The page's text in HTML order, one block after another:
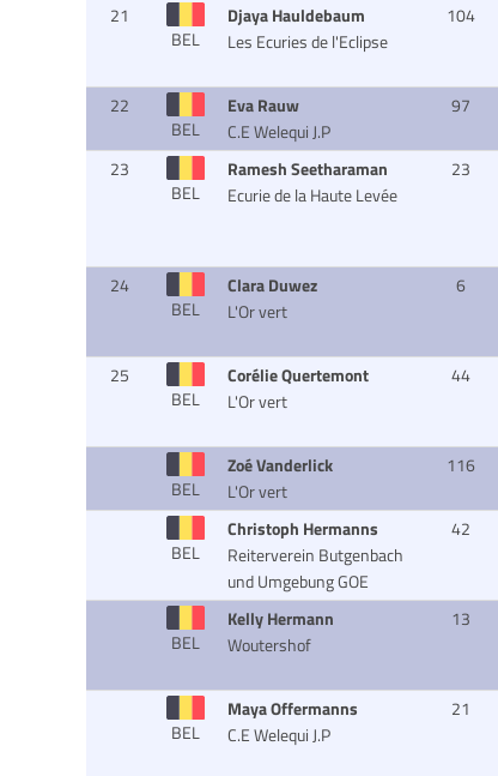
21
BEL
Djaya Hauldebaum
Les Ecuries de l'Eclipse
104
22
BEL
Eva Rauw
C.E Welequi J.P
97
23
BEL
Ramesh Seetharaman
Ecurie de la Haute Levée
23
24
BEL
Clara Duwez
L'Or vert
6
25
BEL
Corélie Quertemont
L'Or vert
44
BEL
Zoé Vanderlick
L'Or vert
116
BEL
Christoph Hermanns
Reiterverein Butgenbach
und Umgebung GOE
42
BEL
Kelly Hermann
Woutershof
13
BEL
Maya Offermanns
C.E Welequi J.P
21